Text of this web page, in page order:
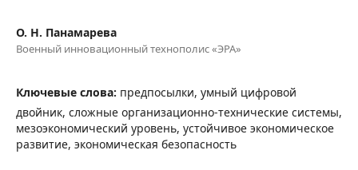
О. Н. Панамарева
Военный инновационный технополис «ЭРА»
Ключевые слова: предпосылки, умный цифровой
двойник, сложные организационно-технические системы,
мезоэкономический уровень, устойчивое экономическое
развитие, экономическая безопасность